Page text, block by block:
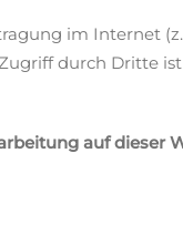
im Internet
durch Dritte
auf dieser